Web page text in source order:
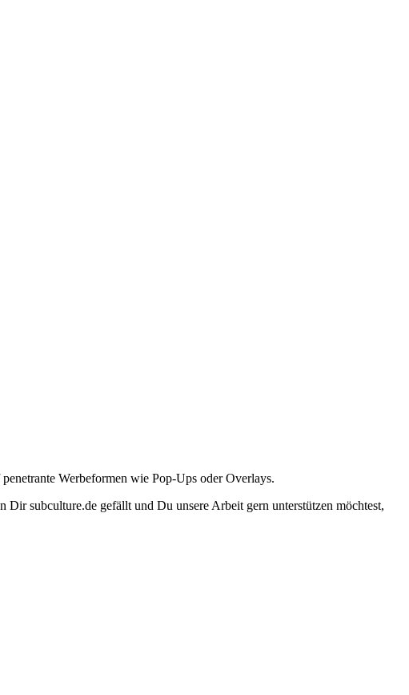
Werbeformen wie Pop-Ups oder Overlays.
subculture.de gefällt und Du unsere Arbeit gern unterstützen möchtest,